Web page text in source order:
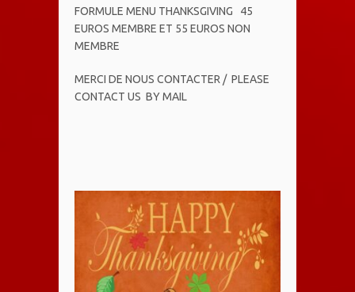
FORMULE MENU THANKSGIVING 45
EUROS MEMBRE ET 55 EUROS NON
MEMBRE
MERCI DE NOUS CONTACTER / PLEASE
CONTACT US BY MAIL